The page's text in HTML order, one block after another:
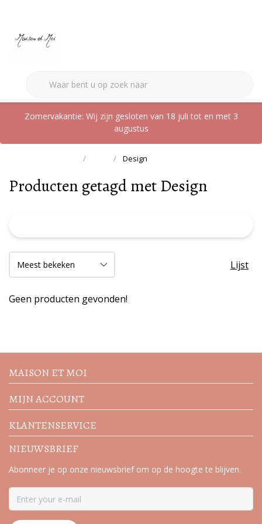
Zomervakantie: Wij zijn gesloten van 18 juli tot en met 3
augustus
Design
Producten getagd met Design
Lijst
Geen producten gevonden!
acties
MAISON ET MOI
MIJN ACCOUNT
KLANTENSERVICE
NIEUWSBRIEF
Abonneer je op onze nieuwsbrief om op de hoogte te blijven.